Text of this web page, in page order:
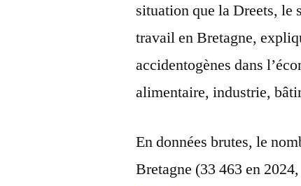
situation que la Dreets, le
travail en Bretagne,
accidentogènes dans
alimentaire, industrie,
En données brutes, le
Bretagne (33 463 en